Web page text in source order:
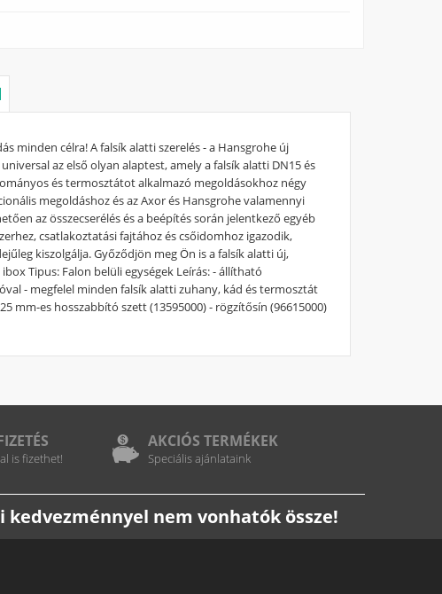
minden célra! A falsík alatti szerelés - a Hansgrohe új
az első olyan alaptest, amely a falsík alatti DN15 és
és termosztátot alkalmazó megoldásokhoz négy
megoldáshoz és az Axor és Hansgrohe valamennyi
az összecserélés és a beépítés során jelentkező egyéb
csatlakoztatási fajtához és csőidomhoz igazodik,
kiszolgálja. Győződjön meg Ön is a falsík alatti új,
Tipus: Falon belüli egységek Leírás: - állítható
- megfelel minden falsík alatti zuhany, kád és termosztát
mm-es hosszabbító szett (13595000) - rögzítősín (96615000)
is fizethet!
AKCIÓS TERMÉKEK
Speciális ajánlataink
nem vonhatók össze!